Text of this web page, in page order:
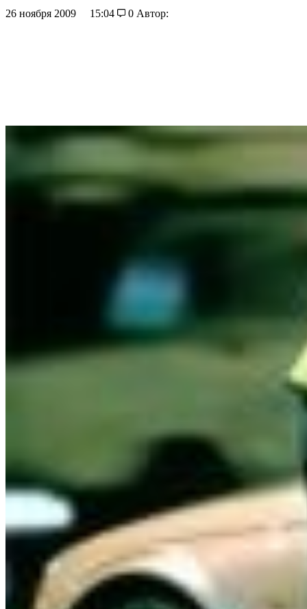
26 ноября 2009 15:04 0 Автор: